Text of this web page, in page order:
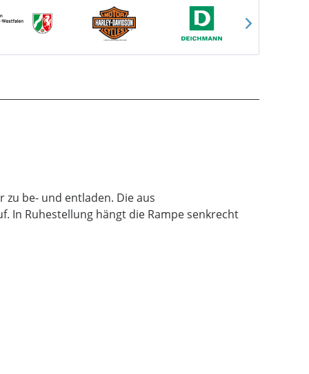
be- und entladen. Die aus
In Ruhestellung hängt die Rampe senkrecht